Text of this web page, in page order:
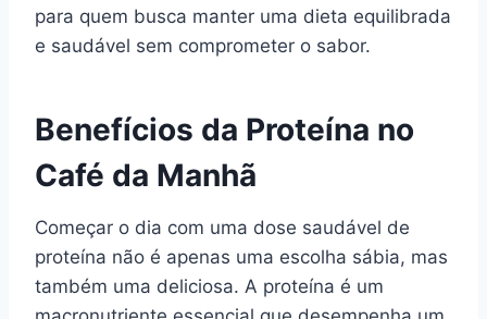
para quem busca manter uma dieta equilibrada
e saudável sem comprometer o sabor.
Benefícios da Proteína no
Café da Manhã
Começar o dia com uma dose saudável de
proteína não é apenas uma escolha sábia, mas
também uma deliciosa. A proteína é um